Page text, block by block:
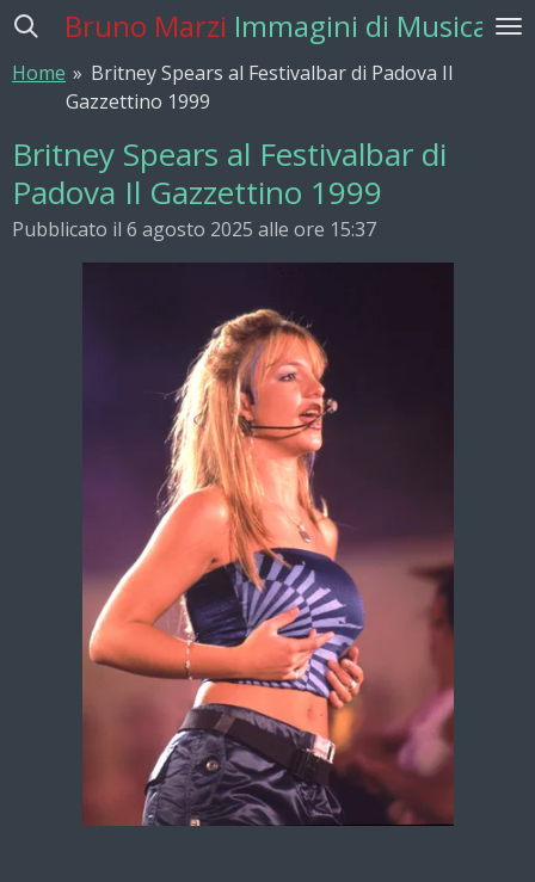
Vai
contenuto
principale
Bruno Marzi Immagini di Musica
Home » Britney Spears al Festivalbar di Padova Il
Gazzettino 1999
Britney Spears al Festivalbar di
Padova Il Gazzettino 1999
Pubblicato il 6 agosto 2025 alle ore 15:37